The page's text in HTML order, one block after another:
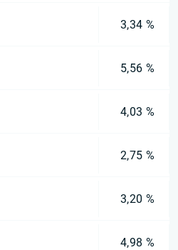
3,34 %
5,56 %
4,03 %
2,75 %
3,20 %
4,98 %